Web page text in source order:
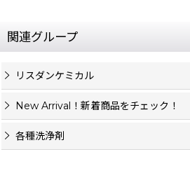
関連グループ
リスダンケミカル
New Arrival！新着商品をチェック！
各種洗浄剤